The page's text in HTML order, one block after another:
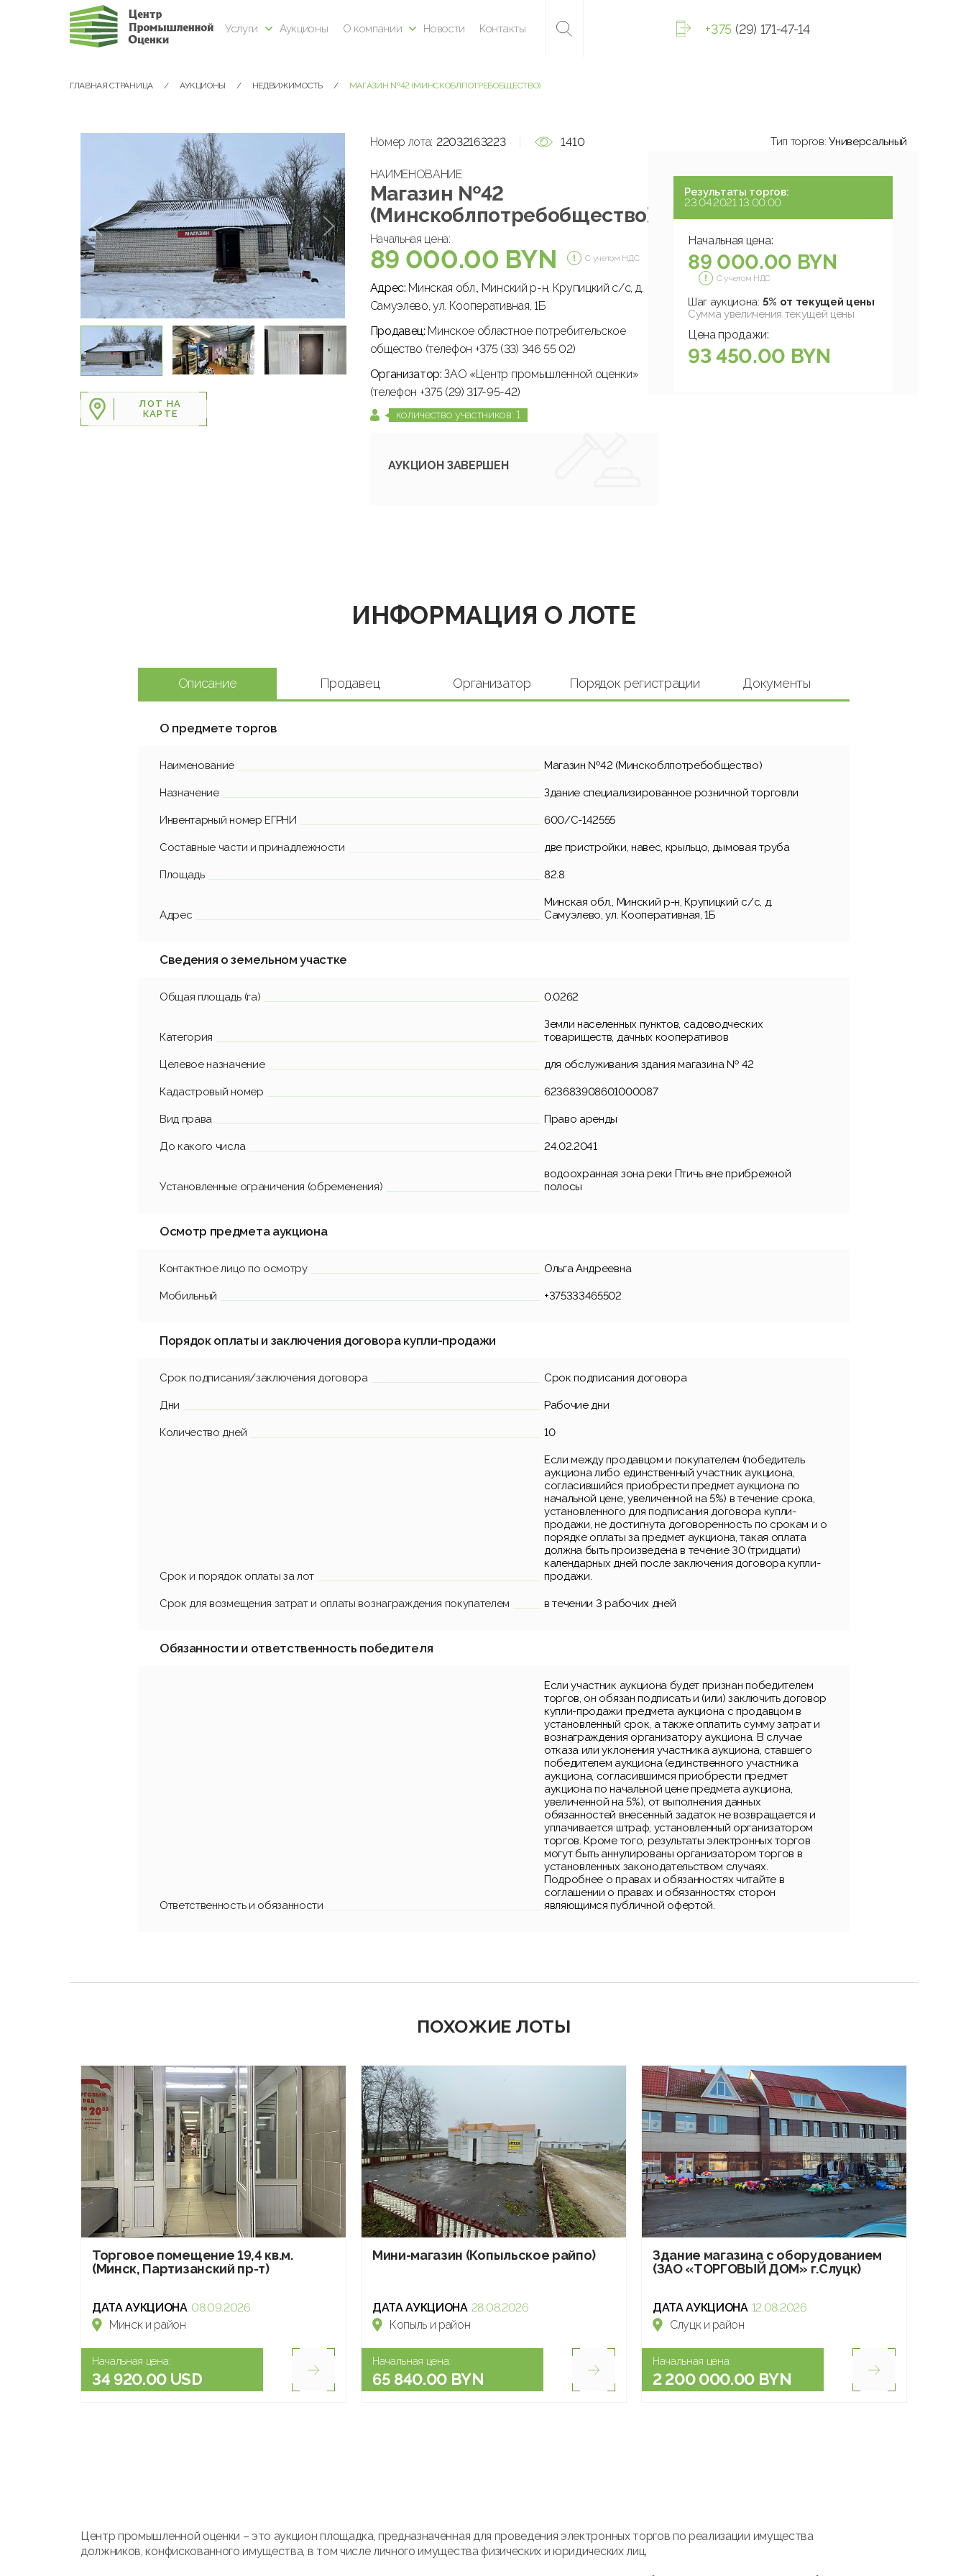
Услуги Аукционы О компании Новости Контакты +375 (29) 171-47-14
ГЛАВНАЯ СТРАНИЦА АУКЦИОНЫ НЕДВИЖИМОСТЬ МАГАЗИН №42 (МИНСКОБЛПОТРЕБОБЩЕСТВО)
ЛОТ НА
КАРТЕ
Номер лота: 22032163223 1410
НАИМЕНОВАНИЕ
Магазин №42
(Минскоблпотребобщество)
Начальная цена:
89 000.00 BYN С учетом НДС
Адрес: Минская обл., Минский р-н, Крупицкий с/с, д.
Самуэлево, ул. Кооперативная, 1Б
Продавец: Минское областное потребительское
общество (телефон +375 (33) 346 55 02)
Организатор:ЗАО «Центр промышленной оценки»
(телефон +375 (29) 317-95-42)
количество участников: 1
АУКЦИОН ЗАВЕРШЕН
Тип торгов:Универсальный
Результаты торгов:
23.04.2021 13:00:00
Начальная цена:
89 000.00 BYN
С учетом НДС
Шаг аукциона: 5% от текущей цены
Сумма увеличения текущей цены
Цена продажи:
93 450.00 BYN
ИНФОРМАЦИЯ О ЛОТЕ
Описание Продавец Организатор Порядок регистрации Документы
О предмете торгов
Наименование Магазин №42 (Минскоблпотребобщество)
Назначение Здание специализированное розничной торговли
Инвентарный номер ЕГРНИ 600/C-142555
Составные части и принадлежности две пристройки, навес, крыльцо, дымовая труба
Площадь 82.8
Адрес
Минская обл., Минский р-н, Крупицкий с/с, д.
Самуэлево, ул. Кооперативная, 1Б
Сведения о земельном участке
Общая площадь (га) 0.0262
Категория
Земли населенных пунктов, садоводческих
товариществ, дачных кооперативов
Целевое назначение для обслуживания здания магазина № 42
Кадастровый номер 623683908601000087
Вид права Право аренды
До какого числа 24.02.2041
Установленные ограничения (обременения)
водоохранная зона реки Птичь вне прибрежной
полосы
Осмотр предмета аукциона
Контактное лицо по осмотру Ольга Андреевна
Мобильный +375333465502
Порядок оплаты и заключения договора купли-продажи
Срок подписания/заключения договора Срок подписания договора
Дни Рабочие дни
Количество дней 10
Срок и порядок оплаты за лот
Если между продавцом и покупателем (победитель
аукциона либо единственный участник аукциона,
согласившийся приобрести предмет аукциона по
начальной цене, увеличенной на 5%) в течение срока,
установленного для подписания договора купли-
продажи, не достигнута договоренность по срокам и о
порядке оплаты за предмет аукциона, такая оплата
должна быть произведена в течение 30 (тридцати)
календарных дней после заключения договора купли-
продажи.
Срок для возмещения затрат и оплаты вознаграждения покупателем в течении 3 рабочих дней
Обязанности и ответственность победителя
Ответственность и обязанности
Если участник аукциона будет признан победителем
торгов, он обязан подписать и (или) заключить договор
купли-продажи предмета аукциона с продавцом в
установленный срок, а также оплатить сумму затрат и
вознаграждения организатору аукциона. В случае
отказа или уклонения участника аукциона, ставшего
победителем аукциона (единственного участника
аукциона, согласившимся приобрести предмет
аукциона по начальной цене предмета аукциона,
увеличенной на 5%), от выполнения данных
обязанностей внесенный задаток не возвращается и
уплачивается штраф, установленный организатором
торгов. Кроме того, результаты электронных торгов
могут быть аннулированы организатором торгов в
установленных законодательством случаях.
Подробнее о правах и обязанностях читайте в
соглашении о правах и обязанностях сторон
являющимся публичной офертой.
ПОХОЖИЕ ЛОТЫ
Торговое помещение 19,4 кв.м.
(Минск, Партизанский пр-т)
ДАТА АУКЦИОНА 08.09.2026
Минск и район
Начальная цена:
34 920.00 USD
Мини-магазин (Копыльское райпо)
ДАТА АУКЦИОНА 28.08.2026
Копыль и район
Начальная цена:
65 840.00 BYN
Здание магазина с оборудованием
(ЗАО «ТОРГОВЫЙ ДОМ» г.Слуцк)
ДАТА АУКЦИОНА 12.08.2026
Слуцк и район
Начальная цена:
2 200 000.00 BYN
Центр промышленной оценки – это аукцион площадка, предназначенная для проведения электронных торгов по реализации имущества
должников, конфискованного имущества, в том числе личного имущества физических и юридических лиц.